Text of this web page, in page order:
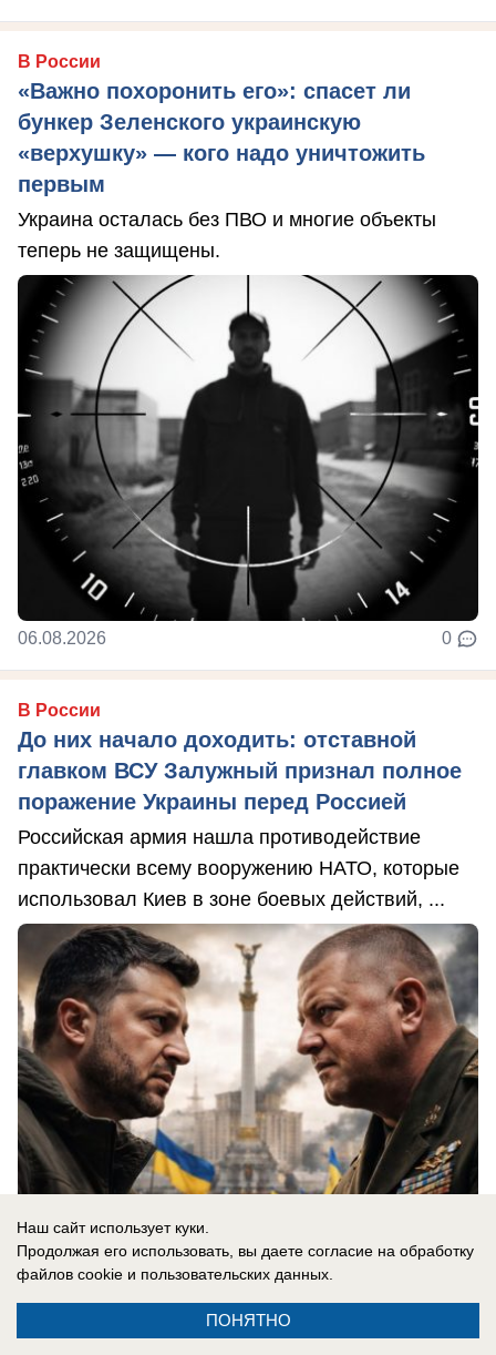
В России
«Важно похоронить его»: спасет ли
бункер Зеленского украинскую
«верхушку» — кого надо уничтожить
первым
Украина осталась без ПВО и многие объекты
теперь не защищены.
06.08.2026 0
В России
До них начало доходить: отставной
главком ВСУ Залужный признал полное
поражение Украины перед Россией
Российская армия нашла противодействие
практически всему вооружению НАТО, которые
использовал Киев в зоне боевых действий, ...
06.08.2026
Наш сайт использует куки.
Продолжая его использовать, вы даете согласие на обработку
файлов cookie и пользовательских данных.
ПОНЯТНО